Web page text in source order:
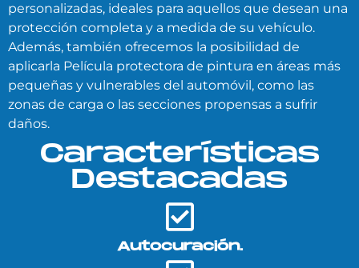
personalizadas, ideales para aquellos que desean una
protección completa y a medida de su vehículo.
Además, también ofrecemos la posibilidad de
aplicarla Película protectora de pintura en áreas más
pequeñas y vulnerables del automóvil, como las
zonas de carga o las secciones propensas a sufrir
daños.
Características
Destacadas
Autocuración.